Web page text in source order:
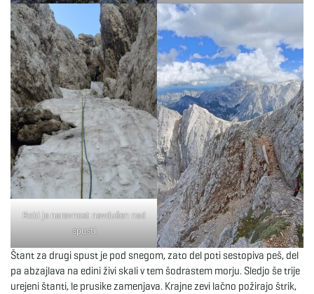
Robi je naravnost navdušen nad
spusti
Štant za drugi spust je pod snegom, zato del poti sestopiva peš, del
pa abzajlava na edini živi skali v tem šodrastem morju. Sledjo še trije
urejeni štanti, le prusike zamenjava. Krajne zevi lačno požirajo štrik,